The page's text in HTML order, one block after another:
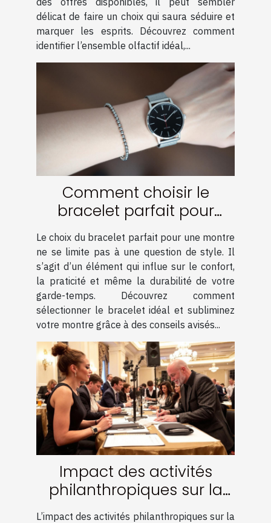
délicat de faire un choix qui saura séduire et
marquer les esprits. Découvrez comment
identifier l’ensemble olfactif idéal,...
Comment choisir le
bracelet parfait pour
votre montre ?
Le choix du bracelet parfait pour une montre
ne se limite pas à une question de style. Il
s’agit d’un élément qui influe sur le confort,
la praticité et même la durabilité de votre
garde-temps. Découvrez comment
sélectionner le bracelet idéal et subliminez
votre montre grâce à des conseils avisés...
Impact des activités
philanthropiques sur la
réputation des célébrités
L’impact des activités philanthropiques sur la